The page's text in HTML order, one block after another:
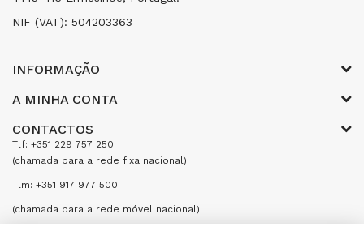
NIF (VAT): 504203363
INFORMAÇÃO
A MINHA CONTA
CONTACTOS
Tlf: +351 229 757 250
(chamada para a rede fixa nacional)
Tlm: +351 917 977 500
(chamada para a rede móvel nacional)